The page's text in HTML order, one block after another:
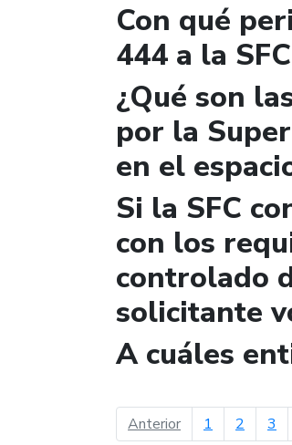
Con qué
444 a la SFC
¿Qué son
por la
en el
Si la SFC
con los
controlado
solicitante
A cuáles
Anteriorpágina anterior
1 2 3